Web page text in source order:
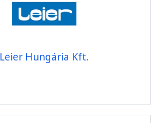
Leier Hungária Kft.